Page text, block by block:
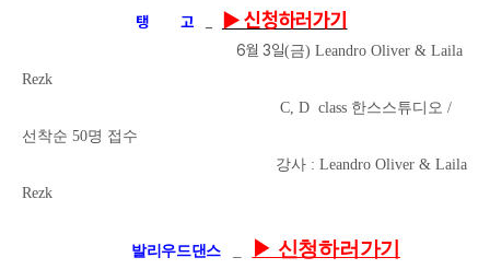
탱 고_ ▶ 신청하러가기
6월 3일(금) Leandro Oliver & Laila
Rezk
C, D class 한스스튜디오 /
선착순 50명 접수
강사 : Leandro Oliver & Laila
Rezk
발리우드댄스 ▶ 신청하러가기